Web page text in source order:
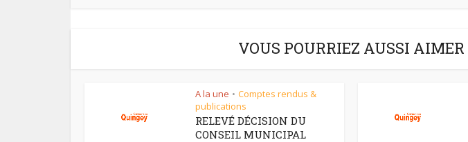
VOUS POURRIEZ AUSSI AIMER
A la une • Comptes rendus &
publications
RELEVÉ DÉCISION DU
CONSEIL MUNICIPAL